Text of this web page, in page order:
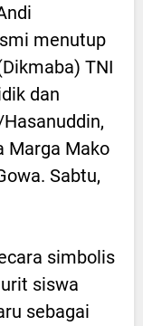
menutup
TNI
dan
Marga Mako
Sabtu,
simbolis
siswa
sebagai